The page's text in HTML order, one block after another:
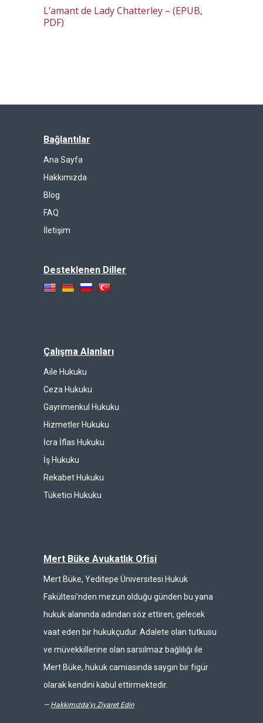
L’amant de Lady Chatterley – (EPUB,
PDF)
Bağlantılar
Ana Sayfa
Hakkımızda
Blog
FAQ
İletişim
Desteklenen Diller
Çalışma Alanları
Aile Hukuku
Ceza Hukuku
Gayrimenkul Hukuku
Hizmetler Hukuku
İcra İflas Hukuku
İş Hukuku
Rekabet Hukuku
Tüketici Hukuku
Mert Büke Avukatlık Ofisi
Mert Büke, Yeditepe Üniversitesi Hukuk
Fakültesi’nden mezun olduğu günden bu yana
hukuk alanında adından söz ettiren, gelecek
vaat eden bir hukukçudur. Adalete olan tutkusu
ve müvekkillerine olan sarsılmaz bağlılığı ile
Mert Büke, hukuk camiasında saygın bir figür
olarak kendini kabul ettirmektedir.
— Hakkımızda'yı Ziyaret Edin